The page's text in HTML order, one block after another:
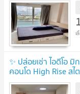
✨ ปล่อยเช่า ไอดีโอ
คอนโด High Rise ส
สะพานควาย ✨ NEW !